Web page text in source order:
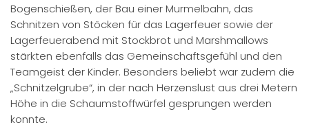
Bogenschießen, der Bau einer Murmelbahn, das
Schnitzen von Stöcken für das Lagerfeuer sowie der
Lagerfeuerabend mit Stockbrot und Marshmallows
stärkten ebenfalls das Gemeinschaftsgefühl und den
Teamgeist der Kinder. Besonders beliebt war zudem die
„Schnitzelgrube“, in der nach Herzenslust aus drei Metern
Höhe in die Schaumstoffwürfel gesprungen werden
konnte.